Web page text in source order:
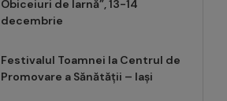
Obiceiuri de Iarnă”, 13-14
decembrie
Festivalul Toamnei la Centrul de
Promovare a Sănătății – Iași